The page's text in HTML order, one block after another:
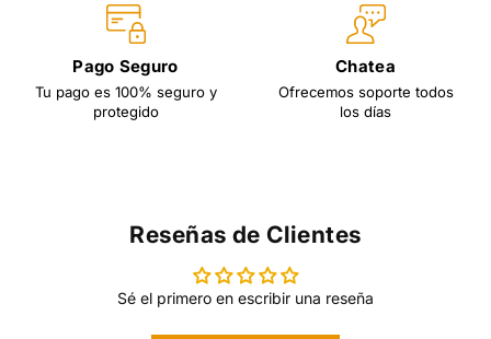
Pago Seguro
Tu pago es 100% seguro y
protegido
Chatea
Ofrecemos soporte todos
los días
Reseñas de Clientes
Sé el primero en escribir una reseña